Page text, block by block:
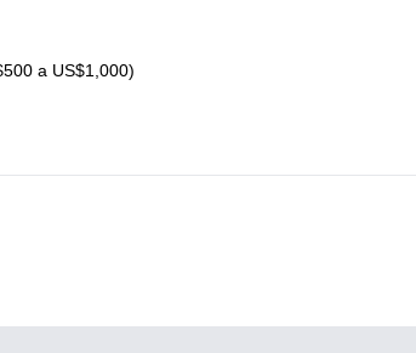
a US$1,000)